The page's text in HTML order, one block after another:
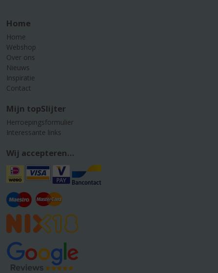
Home
Home
Webshop
Over ons
Nieuws
Inspiratie
Contact
Mijn topSlijter
Herroepingsformulier
Interessante links
Wij accepteren...